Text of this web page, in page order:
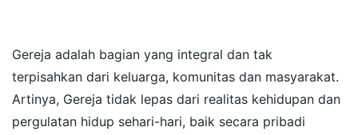
Gereja adalah bagian yang integral dan tak
terpisahkan dari keluarga, komunitas dan masyarakat.
Artinya, Gereja tidak lepas dari realitas kehidupan dan
pergulatan hidup sehari-hari, baik secara pribadi